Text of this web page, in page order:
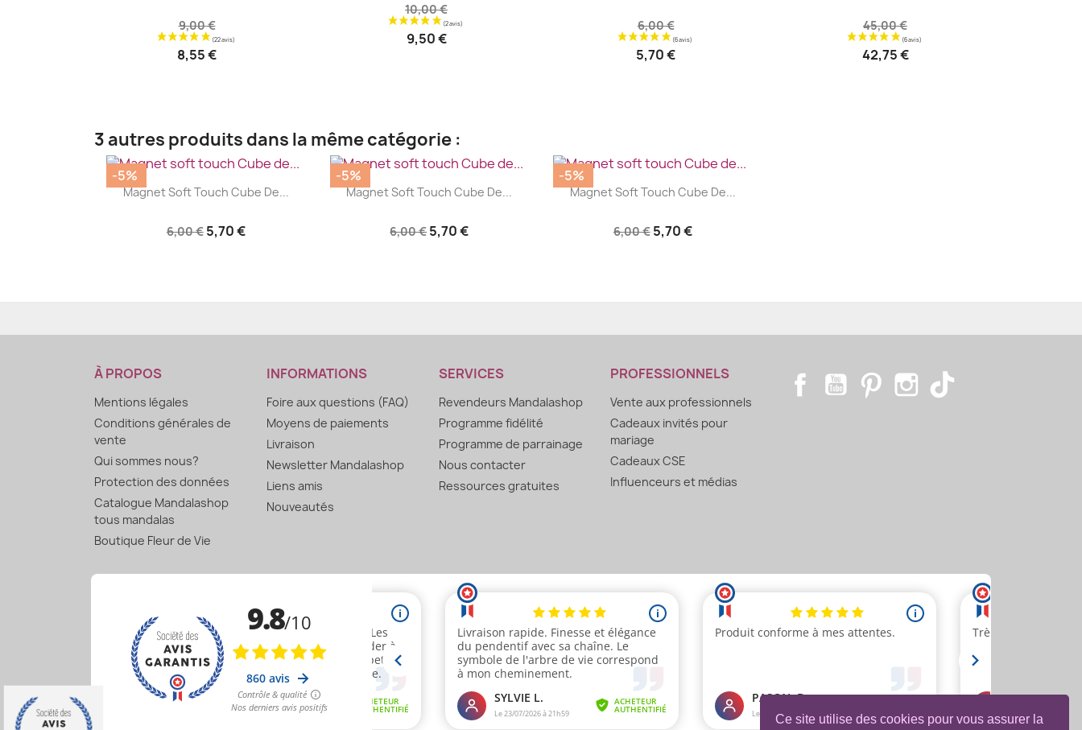
Ce site utilise des cookies pour vous assurer la
9,00 €
8,55 €
10,00 €
9,50 €
6,00 €
5,70 €
45,00 €
42,75 €
3 autres produits dans la même catégorie :
| 
Magnet Soft Touch Cube De...
6,00 € 5,70 €
-5%
| 
Magnet Soft Touch Cube De...
6,00 €5,70 €
-5%
| 
Magnet Soft Touch Cube De...
6,00 € 5,70 €
-5%
À PROPOS
Mentions légales
Conditions générales de
vente
Qui sommes nous?
Protection des données
Catalogue Mandalashop
tous mandalas
Boutique Fleur de Vie
INFORMATIONS
Foire aux questions (FAQ)
Moyens de paiements
Livraison
Newsletter Mandalashop
Liens amis
Nouveautés
SERVICES
Revendeurs Mandalashop
Programme fidélité
Programme de parrainage
Nous contacter
Ressources gratuites
PROFESSIONNELS
Vente aux professionnels
Cadeaux invités pour
mariage
Cadeaux CSE
Influenceurs et médias
FacebookYouTubePinterestInstagram